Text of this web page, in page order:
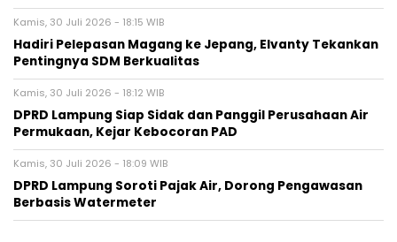
Kamis, 30 Juli 2026 - 18:15 WIB
Hadiri Pelepasan Magang ke Jepang, Elvanty Tekankan
Pentingnya SDM Berkualitas
Kamis, 30 Juli 2026 - 18:12 WIB
DPRD Lampung Siap Sidak dan Panggil Perusahaan Air
Permukaan, Kejar Kebocoran PAD
Kamis, 30 Juli 2026 - 18:09 WIB
DPRD Lampung Soroti Pajak Air, Dorong Pengawasan
Berbasis Watermeter